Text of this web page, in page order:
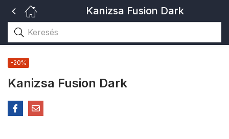
Kanizsa Fusion Dark
Kanizsa Fusion Dark
-20%